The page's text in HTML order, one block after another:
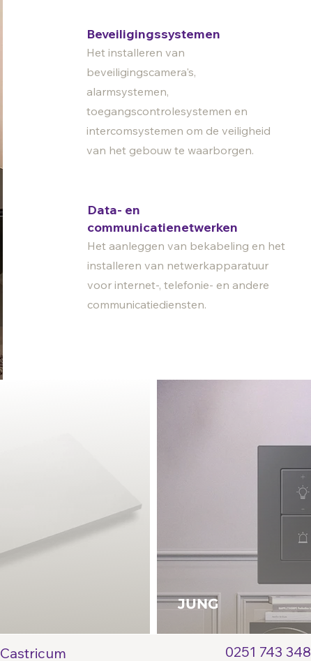
Beveiligingssystemen
Het installeren van
beveiligingscamera's,
alarmsystemen,
toegangscontrolesystemen en
intercomsystemen om de veiligheid
van het gebouw te waarborgen.
Data- en
communicatienetwerken
Loodgieterswerk
Het aanleggen van bekabeling en het
installeren van netwerkapparatuur
voor internet-, telefonie- en andere
communicatiediensten.
JUNG
Castricum 0251 743 348